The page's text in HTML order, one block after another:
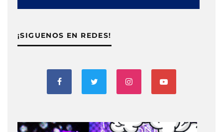
¡SIGUENOS EN REDES!